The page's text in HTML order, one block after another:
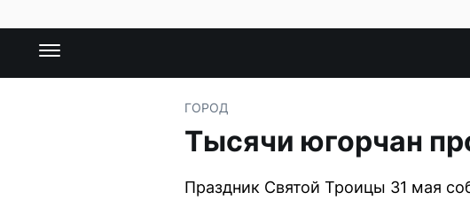
ГОРОД
Тысячи югорчан
Праздник Святой Троицы 31 мая